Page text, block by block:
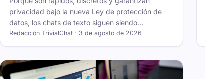
privacidad bajo la nueva Ley de protección de
datos, los chats de texto siguen siendo
esenciales.
Redacción TrivialChat · 3 de agosto de 2026